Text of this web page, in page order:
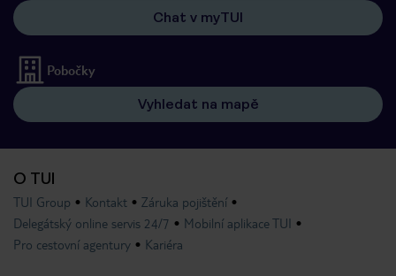
Chat v myTUI
Pobočky
Vyhledat na mapě
O TUI
TUI Group Kontakt
Záruka pojištění
Delegátský online servis 24/7
Mobilní aplikace TUI
Pro cestovní agentury
Kariéra